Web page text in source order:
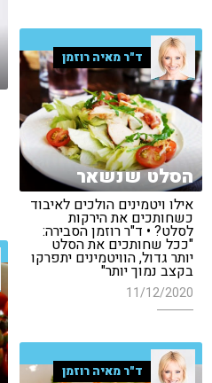
ד"ר מאיה רוזמן
הסלט שנשאר
אילו ויטמינים הולכים לאיבוד
כשחותכים את הירקות
לסלט? • ד"ר רוזמן הסבירה:
"ככל שחותכים את הסלט
יותר גדול, הוויטמינים יתפרקו
בקצב נמוך יותר"
11/12/2020
ד"ר מאיה רוזמן